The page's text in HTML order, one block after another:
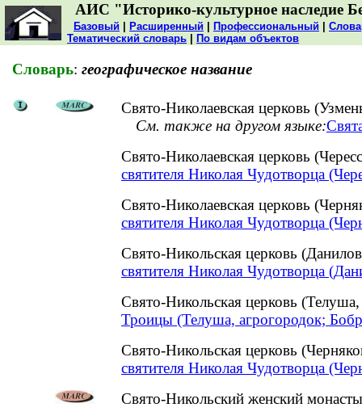
АИС "Историко-культурное наследие
Базовый Расширенный Профессиональный
Тематический словарь
По видам объектов
Словарь: географическое название
Свято-Николаевская церковь
См. также на другом языке:
Свято-Николаевская церковь
святителя Николая Чудотворца
Свято-Николаевская церковь
святителя Николая Чудотворца
Свято-Никольская церковь
святителя Николая Чудотворца
Свято-Никольская церковь
Троицы (Телуша, агрогородок;
Свято-Никольская церковь
святителя Николая Чудотворца
Свято-Никольский женский